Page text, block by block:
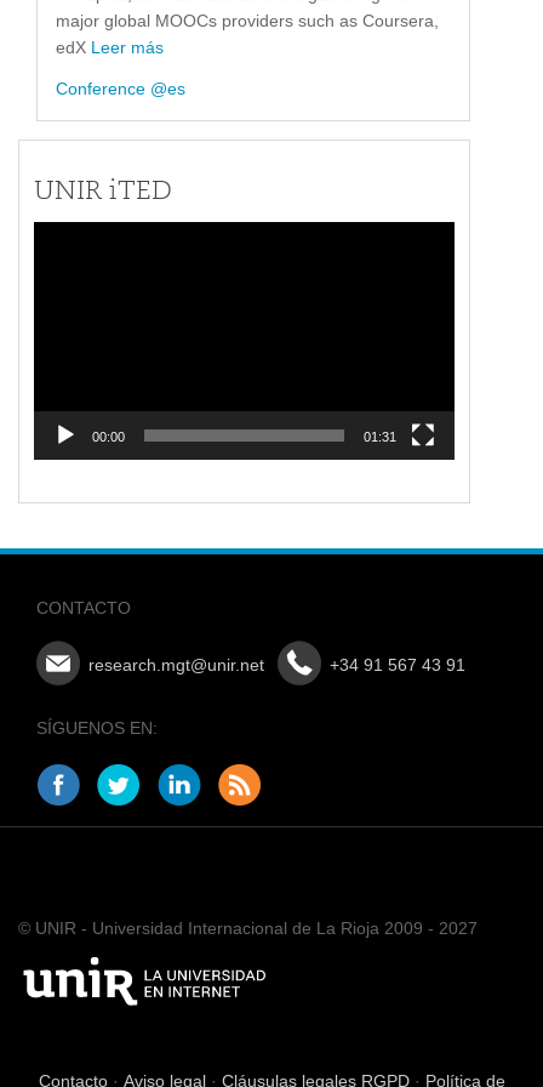
major global MOOCs providers such as Coursera,
edX Leer más
Conference @es
UNIR iTED
00:00 01:31
CONTACTO
research.mgt@unir.net +34 91 567 43 91
SÍGUENOS EN:
© UNIR - Universidad Internacional de La Rioja 2009 - 2027
Contacto· Aviso legal· Cláusulas legales RGPD· Política de